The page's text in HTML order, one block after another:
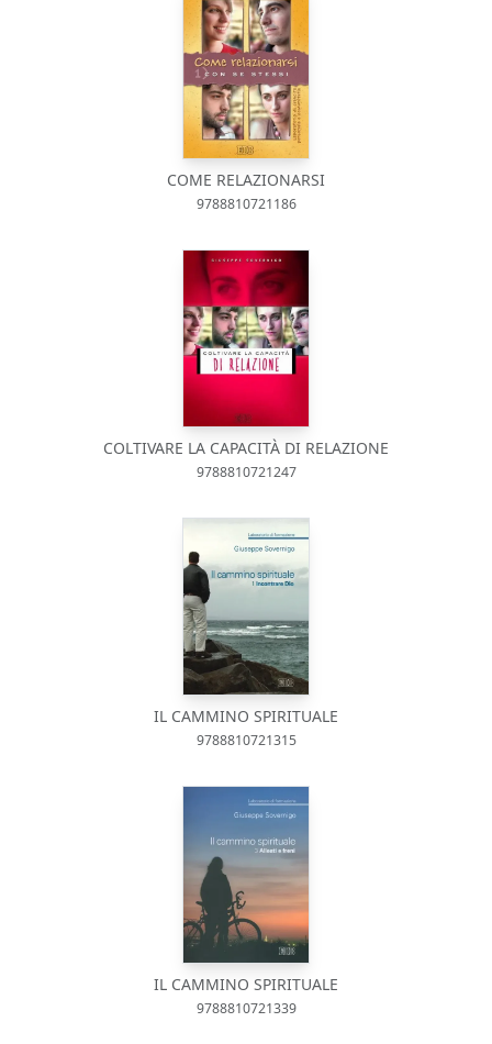
COME RELAZIONARSI
9788810721186
COLTIVARE LA CAPACITÀ DI RELAZIONE
9788810721247
IL CAMMINO SPIRITUALE
9788810721315
IL CAMMINO SPIRITUALE
9788810721339